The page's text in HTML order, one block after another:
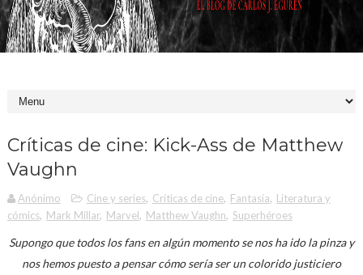
Críticas de cine: Kick-Ass de Matthew
Vaughn
Anónimo Cine y series, Críticas de cine, Fantasía, Literatura y
cómics, Mark Millar, Marvel, Matthew Vaughn, Superhéroes
Supongo que todos los fans en algún momento se nos ha ido la pinza y
nos hemos puesto a pensar cómo sería ser un colorido justiciero